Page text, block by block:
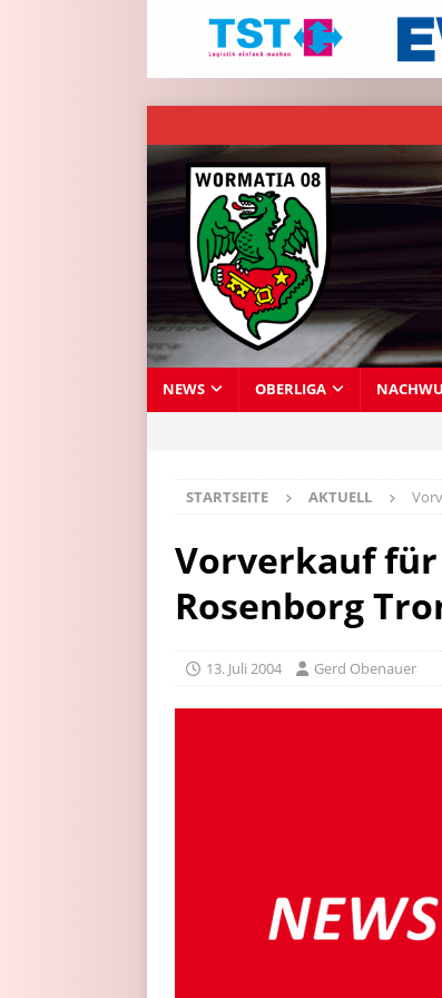
NEWS OBERLIGA
STARTSEITE AKTUELL
Vorverkauf für
Rosenborg
13. Juli 2004 Gerd Obenauer